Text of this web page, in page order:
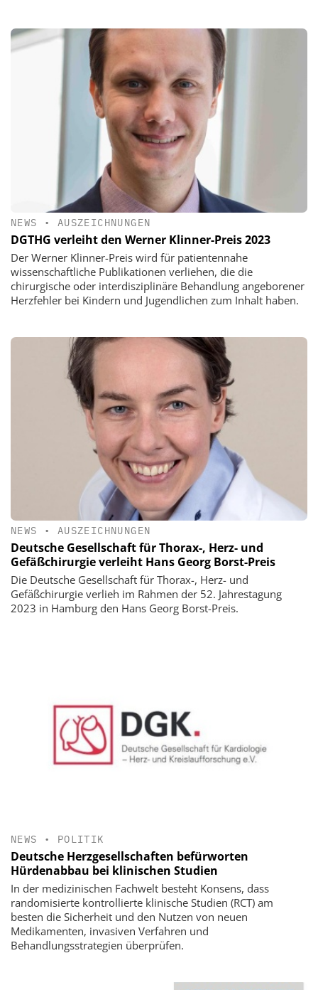
NEWS • AUSZEICHNUNGEN
DGTHG verleiht den Werner Klinner-Preis 2023
Der Werner Klinner-Preis wird für patientennahe
wissenschaftliche Publikationen verliehen, die die
chirurgische oder interdisziplinäre Behandlung angeborener
Herzfehler bei Kindern und Jugendlichen zum Inhalt haben.
NEWS • AUSZEICHNUNGEN
Deutsche Gesellschaft für Thorax-, Herz- und
Gefäßchirurgie verleiht Hans Georg Borst-Preis
Die Deutsche Gesellschaft für Thorax-, Herz- und
Gefäßchirurgie verlieh im Rahmen der 52. Jahrestagung
2023 in Hamburg den Hans Georg Borst-Preis.
NEWS • POLITIK
Deutsche Herzgesellschaften befürworten
Hürdenabbau bei klinischen Studien
In der medizinischen Fachwelt besteht Konsens, dass
randomisierte kontrollierte klinische Studien (RCT) am
besten die Sicherheit und den Nutzen von neuen
Medikamenten, invasiven Verfahren und
Behandlungsstrategien überprüfen.